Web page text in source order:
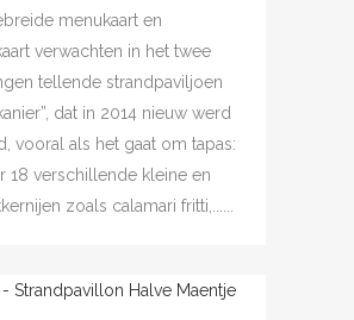
menukaart en
verwachten in het twee
tellende strandpaviljoen
dat in 2014 nieuw werd
vooral als het gaat om tapas:
18 verschillende kleine en
zoals calamari fritti,......